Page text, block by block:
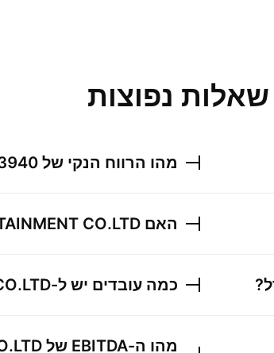
שאלות נפוצות
מהו הרווח הנקי של
האם CO.LTD.
כמה עובדים יש ל-
מהו ה-EBITDA של